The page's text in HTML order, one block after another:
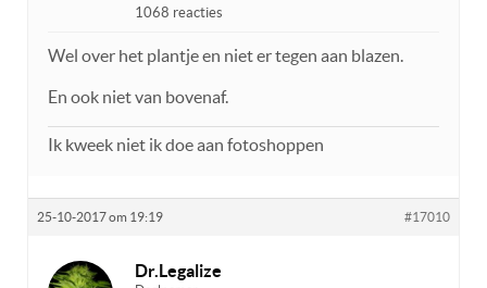
1068 reacties
Wel over het plantje en niet er tegen aan blazen.
En ook niet van bovenaf.
Ik kweek niet ik doe aan fotoshoppen
25-10-2017 om 19:19 #17010
Dr.Legalize